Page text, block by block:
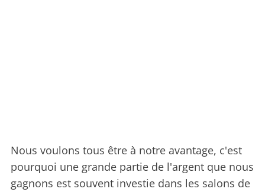
Nous voulons tous être à notre avantage, c'est
pourquoi une grande partie de l'argent que nous
gagnons est souvent investie dans les salons de